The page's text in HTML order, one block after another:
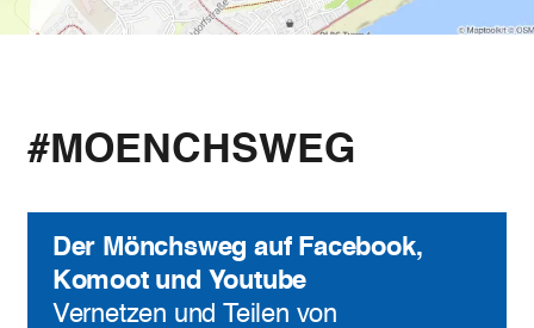
#MOENCHSWEG
Der Mönchsweg auf Facebook,
Komoot und Youtube
Vernetzen und Teilen von